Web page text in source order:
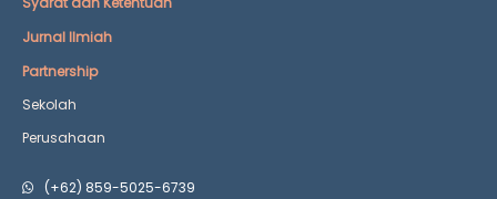
Jurnal Ilmiah
Partnership
Sekolah
Perusahaan
(+62) 859-5025-6739